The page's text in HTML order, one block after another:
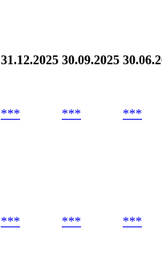
31.12.2025 30.09.2025
*** *** ***
*** *** ***